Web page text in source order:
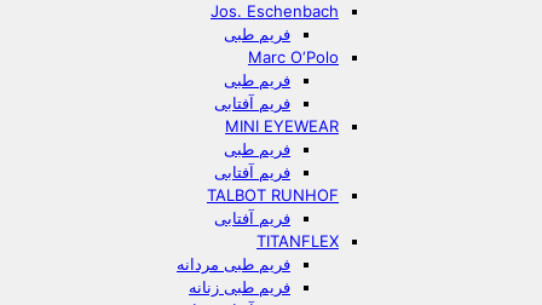
Jos. Eschenbach
فریم طبی
Marc O‘Polo
فریم طبی
فریم آفتابی
MINI EYEWEAR
فریم طبی
فریم آفتابی
TALBOT RUNHOF
فریم آفتابی
TITANFLEX
فریم طبی مردانه
فریم طبی زنانه